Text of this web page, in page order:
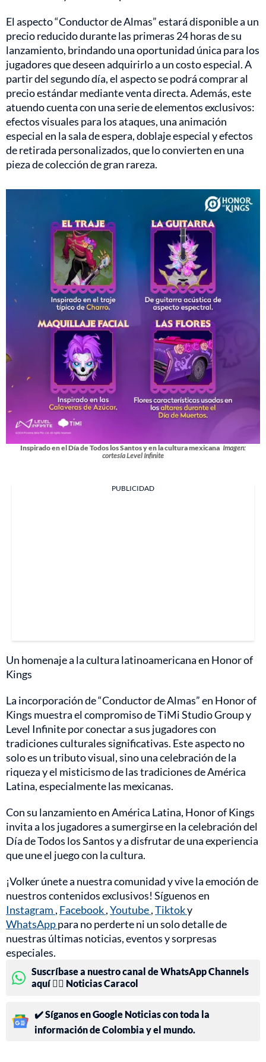
El aspecto “Conductor de Almas” estará disponible a un
precio reducido durante las primeras 24 horas de su
lanzamiento, brindando una oportunidad única para los
jugadores que deseen adquirirlo a un costo especial. A
partir del segundo día, el aspecto se podrá comprar al
precio estándar mediante venta directa. Además, este
atuendo cuenta con una serie de elementos exclusivos:
efectos visuales para los ataques, una animación
especial en la sala de espera, doblaje especial y efectos
de retirada personalizados, que lo convierten en una
pieza de colección de gran rareza.
Inspirado en el Día de Todos los Santos y en la cultura mexicana Imagen:
cortesía Level Infinite
PUBLICIDAD
Un homenaje a la cultura latinoamericana en Honor of
Kings
La incorporación de “Conductor de Almas” en Honor of
Kings muestra el compromiso de TiMi Studio Group y
Level Infinite por conectar a sus jugadores con
tradiciones culturales significativas. Este aspecto no
solo es un tributo visual, sino una celebración de la
riqueza y el misticismo de las tradiciones de América
Latina, especialmente las mexicanas.
Con su lanzamiento en América Latina, Honor of Kings
invita a los jugadores a sumergirse en la celebración del
Día de Todos los Santos y a disfrutar de una experiencia
que une el juego con la cultura.
¡Volker únete a nuestra comunidad y vive la emoción de
nuestros contenidos exclusivos! Síguenos en
Instagram , Facebook,Youtube,Tiktoky
WhatsApppara no perderte ni un solo detalle de
nuestras últimas noticias, eventos y sorpresas
especiales.
Suscríbase a nuestro canal de WhatsApp Channels
aquí 👉🏻 Noticias Caracol
✔️ Síganos en Google Noticias con toda la
información de Colombia y el mundo.